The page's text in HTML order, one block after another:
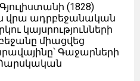
(1828)
վրա ադրբեջանական
կայսրությունների
միացվեց
Գաջարների